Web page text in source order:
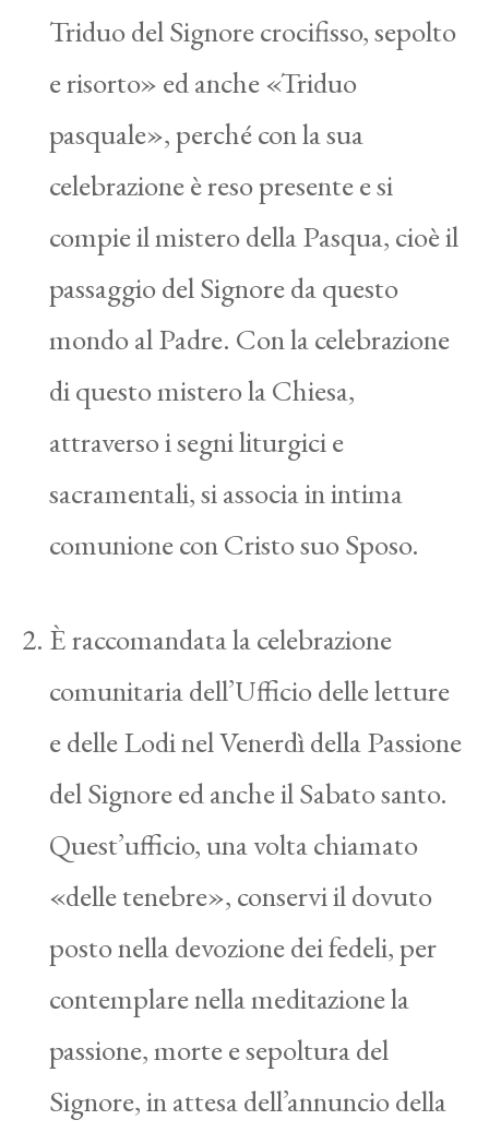
Triduo del Signore crocifisso, sepolto
e risorto» ed anche «Triduo
pasquale», perché con la sua
celebrazione è reso presente e si
compie il mistero della Pasqua, cioè il
passaggio del Signore da questo
mondo al Padre. Con la celebrazione
di questo mistero la Chiesa,
attraverso i segni liturgici e
sacramentali, si associa in intima
comunione con Cristo suo Sposo.
È raccomandata la celebrazione
comunitaria dell’Ufficio delle letture
e delle Lodi nel Venerdì della Passione
del Signore ed anche il Sabato santo.
Quest’ufficio, una volta chiamato
«delle tenebre», conservi il dovuto
posto nella devozione dei fedeli, per
contemplare nella meditazione la
passione, morte e sepoltura del
Signore, in attesa dell’annuncio della